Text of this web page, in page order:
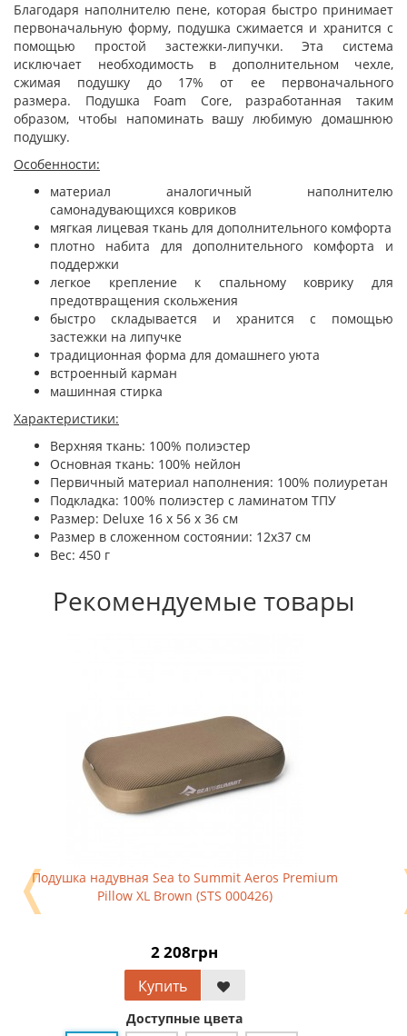
Благодаря наполнителю пене, которая быстро принимает
первоначальную форму, подушка сжимается и хранится с
помощью простой застежки-липучки. Эта система
исключает необходимость в дополнительном чехле,
сжимая подушку до 17% от ее первоначального
размера. Подушка Foam Core, разработанная таким
образом, чтобы напоминать вашу любимую домашнюю
подушку.
Особенности:
материал аналогичный наполнителю
самонадувающихся ковриков
мягкая лицевая ткань для дополнительного комфорта
плотно набита для дополнительного комфорта и
поддержки
легкое крепление к спальному коврику для
предотвращения скольжения
быстро складывается и хранится с помощью
застежки на липучке
традиционная форма для домашнего уюта
встроенный карман
машинная стирка
Характеристики:
Верхняя ткань: 100% полиэстер
​Основная ткань: 100% нейлон
Первичный материал наполнения: 100% полиуретан
Подкладка: 100% полиэстер с ламинатом ТПУ
Размер: Deluxe 16 х 56 х 36 см
Размер в сложенном состоянии: 12х37 см
Вес: 450 г
Рекомендуемые товары
Подушка надувная Sea to Summit Aeros Premium
Pillow XL Brown (STS 000426)
2 208грн
Купить
Доступные цвета
❬